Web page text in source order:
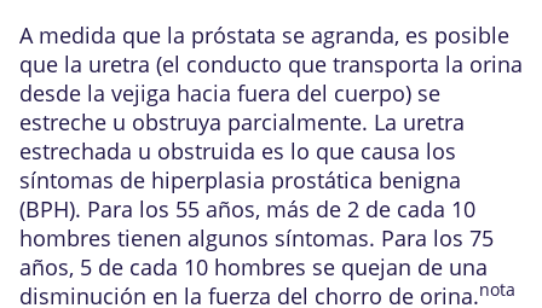
A medida que la próstata se agranda, es posible
que la uretra (el conducto que transporta la orina
desde la vejiga hacia fuera del cuerpo) se
estreche u obstruya parcialmente. La uretra
estrechada u obstruida es lo que causa los
síntomas de hiperplasia prostática benigna
(BPH). Para los 55 años, más de 2 de cada 10
hombres tienen algunos síntomas. Para los 75
años, 5 de cada 10 hombres se quejan de una
disminución en la fuerza del chorro de orina.nota